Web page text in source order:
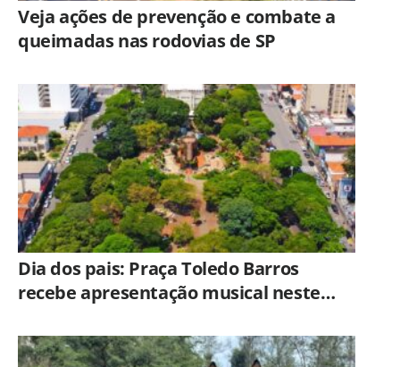
Veja ações de prevenção e combate a
queimadas nas rodovias de SP
Dia dos pais: Praça Toledo Barros
recebe apresentação musical neste